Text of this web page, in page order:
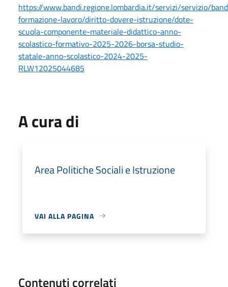
https://www.bandi.regione.lombardia.it/servizi/servizio/
formazione-lavoro/diritto-dovere-istruzione/dote-
scuola-componente-materiale-didattico-anno-
scolastico-formativo-2025-2026-borsa-studio-
statale-anno-scolastico-2024-2025-
RLW12025044685
A cura di
Area Politiche Sociali e Istruzione
VAI ALLA PAGINA
Contenuti correlati